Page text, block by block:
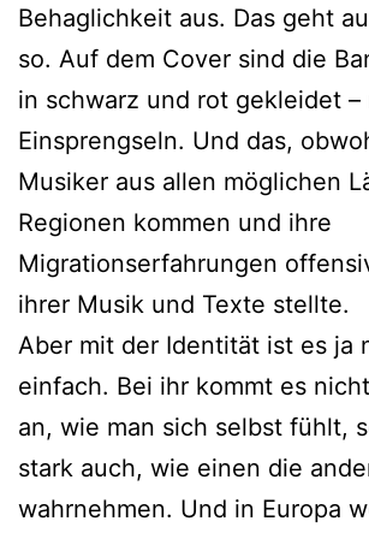
Behaglichkeit aus. Das geht
so. Auf dem Cover sind die
in schwarz und rot gekleidet
Einsprengseln. Und das,
Musiker aus allen möglichen
Regionen kommen und ihre
Migrationserfahrungen
ihrer Musik und Texte stellte.
Aber mit der Identität ist es ja
einfach. Bei ihr kommt es
an, wie man sich selbst fühlt,
stark auch, wie einen die
wahrnehmen. Und in Europa